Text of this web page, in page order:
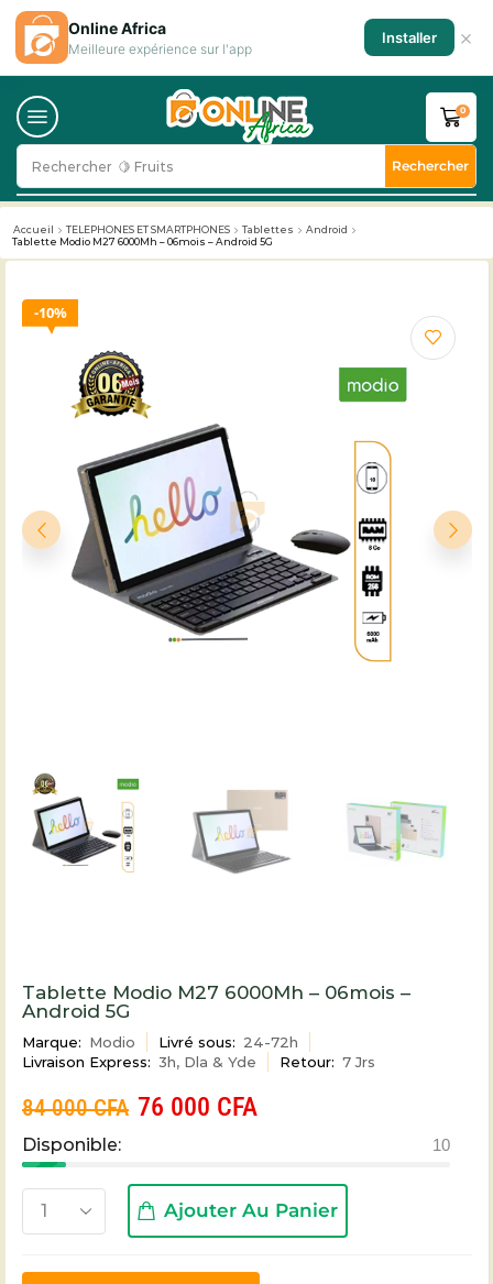
Rechercher 🍋 Fruits Rechercher
0
Accueil TELEPHONES ET SMARTPHONES Tablettes
Android
Tablette Modio M27 6000Mh – 06mois – Android 5G
10%
Tablette Modio M27 6000Mh – 06mois –
Android 5G
Marque: Modio Livré sous: 24-72h
Livraison Express: 3h, Dla & Yde Retour: 7 Jrs
84 000CFA 76 000 CFA
Disponible: 10
Ajouter Au Panier
Online Africa
Meilleure expérience sur l'app
Installer ×